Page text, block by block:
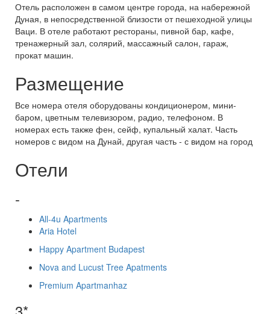
Отель расположен в самом центре города, на набережной
Дуная, в непосредственной близости от пешеходной улицы
Ваци. В отеле работают рестораны, пивной бар, кафе,
тренажерный зал, солярий, массажный салон, гараж,
прокат машин.
Размещение
Все номера отеля оборудованы кондиционером, мини-
баром, цветным телевизором, радио, телефоном. В
номерах есть также фен, сейф, купальный халат. Часть
номеров с видом на Дунай, другая часть - с видом на город
Отели
-
All-4u Apartments
Aria Hotel
Happy Apartment Budapest
Nova and Lucust Tree Apatments
Premium Apartmanhaz